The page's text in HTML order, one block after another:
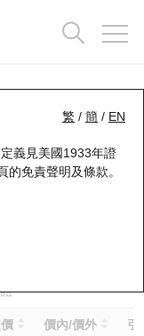
繁 / 簡 / EN
義見美國1933年證
的免責聲明及條款。
際
價內/價外 引